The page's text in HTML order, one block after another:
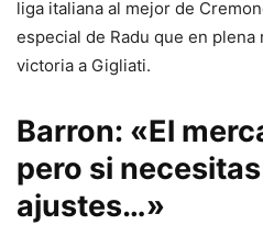
liga italiana al mejor de
especial de Radu que en
victoria a Gigliati.
Barron: «El
pero si
ajustes…»